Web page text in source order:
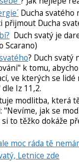
Ducha
přijmout Ducha
Duch svatý je
Scarano)
? Duch svatý
k tomu,
ve kterých se
Iz 11,2.
modlitba, která
jak se
to těžko dokáže
moc ráda tě
Letnice zde